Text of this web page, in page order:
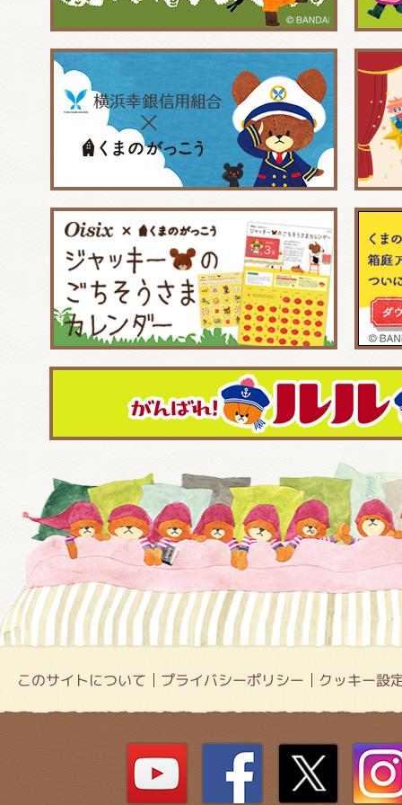
このサイトについて プライバシーポリシー クッキー設